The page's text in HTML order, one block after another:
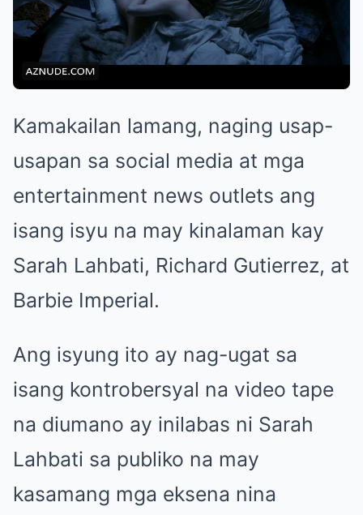
Kamakailan lamang, naging usap-
usapan sa social media at mga
entertainment news outlets ang
isang isyu na may kinalaman kay
Sarah Lahbati, Richard Gutierrez, at
Barbie Imperial.
Ang isyung ito ay nag-ugat sa
isang kontrobersyal na video tape
na diumano ay inilabas ni Sarah
Lahbati sa publiko na may
kasamang mga eksena nina